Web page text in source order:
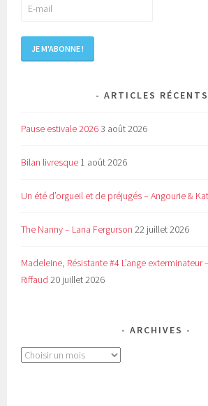
ARTICLES RÉCENTS
Pause estivale 20263 août 2026
Bilan livresque 1 août 2026
Un été d’orgueil et de préjugés – Angourie &
The Nanny – Lana Fergurson 22 juillet 2026
Madeleine, Résistante #4 L’ange exterminateur
Riffaud 20 juillet 2026
ARCHIVES
Archives